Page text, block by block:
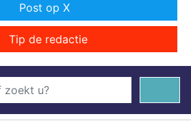
Post op X
Tip de redactie